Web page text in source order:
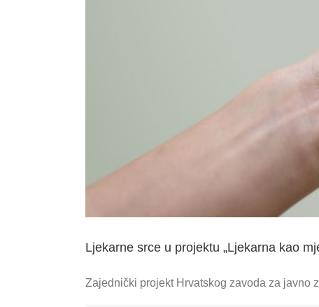
Ljekarne srce u projektu „Ljekarna kao
Zajednički projekt Hrvatskog zavoda za javno